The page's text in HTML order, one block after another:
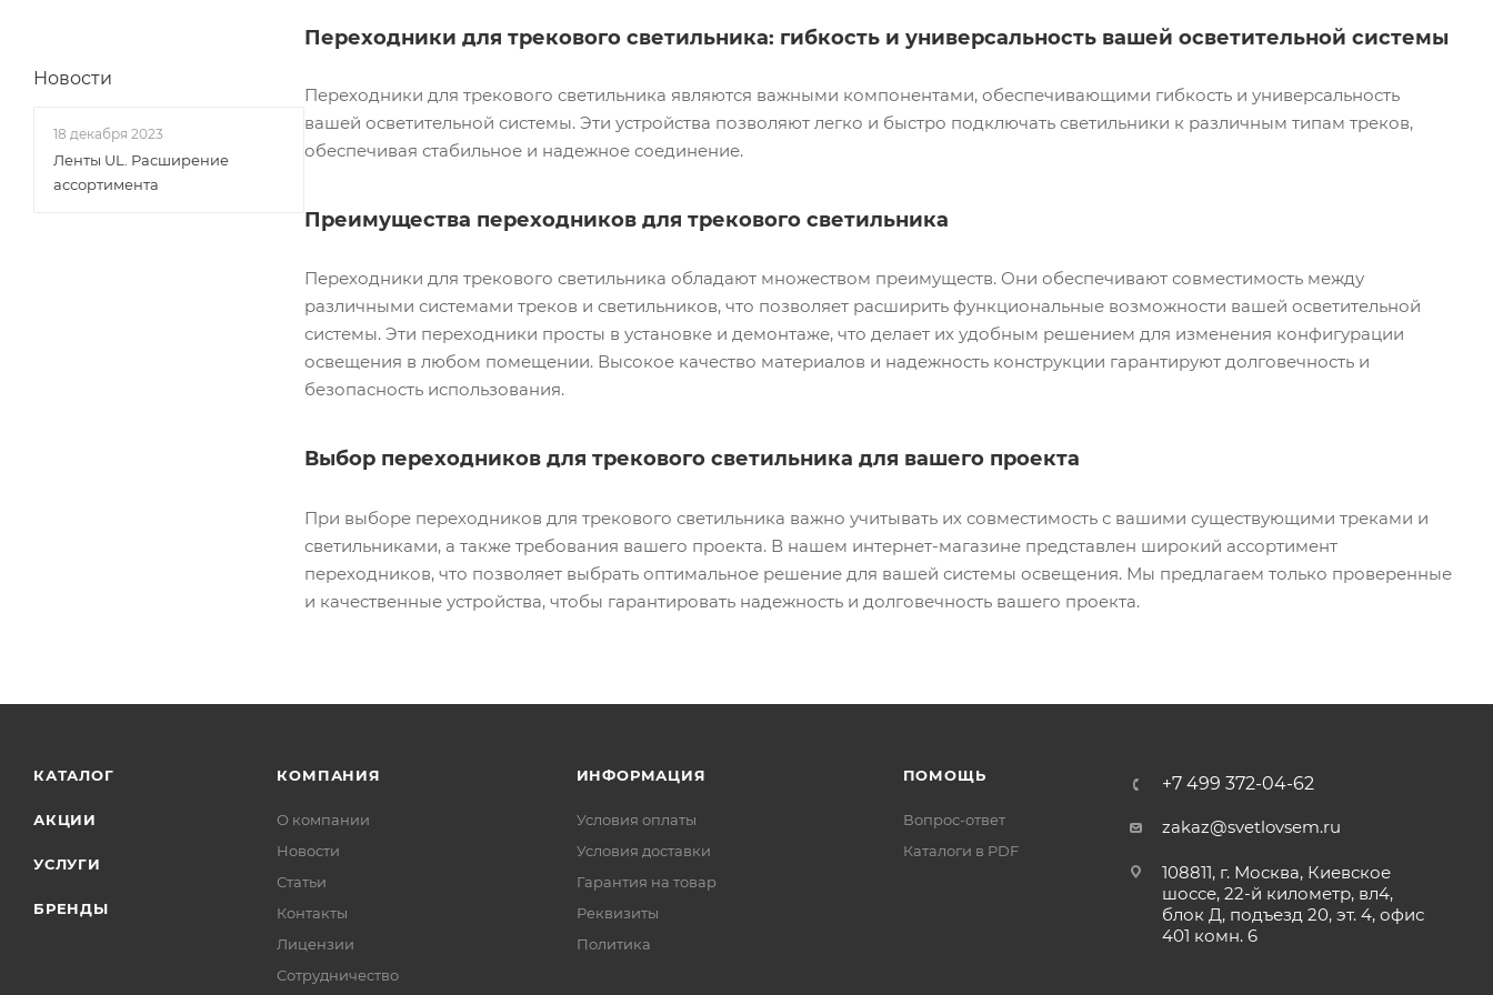
Переходники для трекового светильника: гибкость и универсальность вашей осветительной системы
Переходники для трекового светильника являются важными компонентами, обеспечивающими гибкость и универсальность
вашей осветительной системы. Эти устройства позволяют легко и быстро подключать светильники к различным типам треков,
обеспечивая стабильное и надежное соединение.
Преимущества переходников для трекового светильника
Переходники для трекового светильника обладают множеством преимуществ. Они обеспечивают совместимость между
различными системами треков и светильников, что позволяет расширить функциональные возможности вашей осветительной
системы. Эти переходники просты в установке и демонтаже, что делает их удобным решением для изменения конфигурации
освещения в любом помещении. Высокое качество материалов и надежность конструкции гарантируют долговечность и
безопасность использования.
Выбор переходников для трекового светильника для вашего проекта
При выборе переходников для трекового светильника важно учитывать их совместимость с вашими существующими треками и
светильниками, а также требования вашего проекта. В нашем интернет-магазине представлен широкий ассортимент
переходников, что позволяет выбрать оптимальное решение для вашей системы освещения. Мы предлагаем только проверенные
и качественные устройства, чтобы гарантировать надежность и долговечность вашего проекта.
Новости
18 декабря 2023
Ленты UL. Расширение
ассортимента
КАТАЛОГ
АКЦИИ
УСЛУГИ
БРЕНДЫ
КОМПАНИЯ
О компании
Новости
Статьи
Контакты
Лицензии
Сотрудничество
ИНФОРМАЦИЯ
Условия оплаты
Условия доставки
Гарантия на товар
Реквизиты
Политика
ПОМОЩЬ
Вопрос-ответ
Каталоги в PDF
+7 499 372-04-62
zakaz@svetlovsem.ru
108811, г. Москва, Киевское
шоссе, 22-й километр, вл4,
блок Д, подъезд 20, эт. 4, офис
401 комн. 6